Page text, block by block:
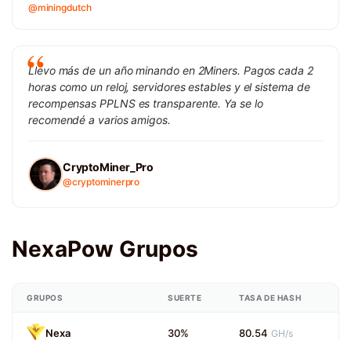
@miningdutch
Llevo más de un año minando en 2Miners. Pagos cada 2
horas como un reloj, servidores estables y el sistema de
recompensas PPLNS es transparente. Ya se lo
recomendé a varios amigos.
CryptoMiner_Pro
@cryptominerpro
NexaPow Grupos
GRUPOS SUERTE TASA DE HASH
Nexa 30% 80.54 GH/s